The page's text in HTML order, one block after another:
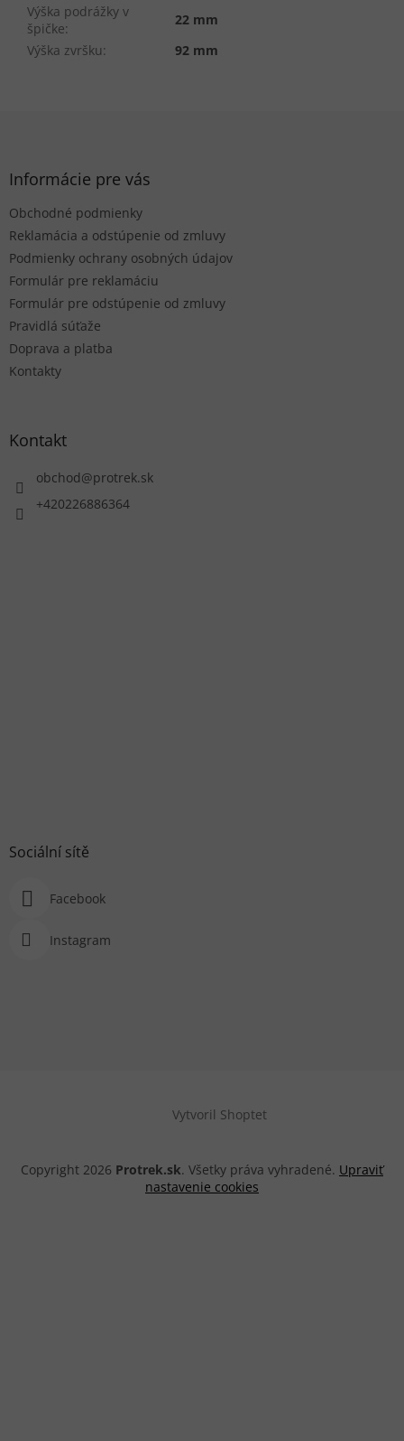
Výška podrážky v
špičke:
22 mm
Výška zvršku: 92 mm
Informácie pre vás
Obchodné podmienky
Reklamácia a odstúpenie od zmluvy
Podmienky ochrany osobných údajov
Formulár pre reklamáciu
Formulár pre odstúpenie od zmluvy
Pravidlá súťaže
Doprava a platba
Kontakty
Kontakt
obchod@protrek.sk
+420226886364
Sociální sítě
Facebook
Instagram
Vytvoril Shoptet
Copyright 2026 Protrek.sk. Všetky práva vyhradené. Upraviť
nastavenie cookies